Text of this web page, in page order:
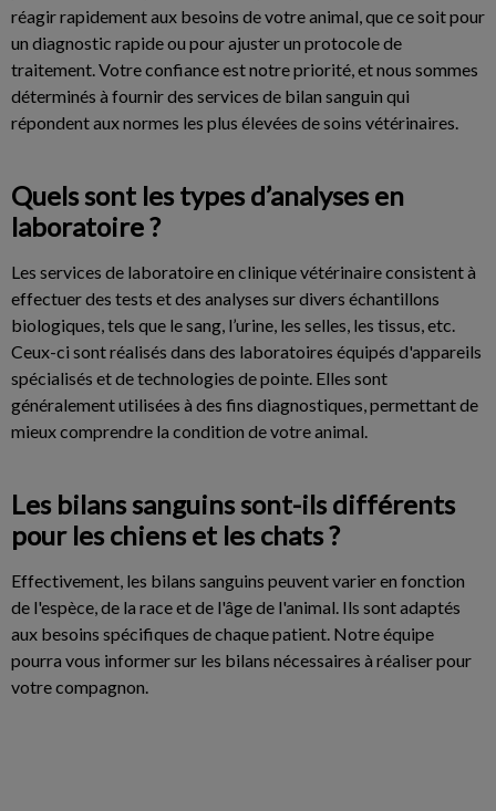
réagir rapidement aux besoins de votre animal, que ce soit pour
un diagnostic rapide ou pour ajuster un protocole de
traitement. Votre confiance est notre priorité, et nous sommes
déterminés à fournir des services de bilan sanguin qui
répondent aux normes les plus élevées de soins vétérinaires.
Quels sont les types d’analyses en
laboratoire ?
Les services de laboratoire en clinique vétérinaire consistent à
effectuer des tests et des analyses sur divers échantillons
biologiques, tels que le sang, l’urine, les selles, les tissus, etc.
Ceux-ci sont réalisés dans des laboratoires équipés d'appareils
spécialisés et de technologies de pointe. Elles sont
généralement utilisées à des fins diagnostiques, permettant de
mieux comprendre la condition de votre animal.
Les bilans sanguins sont-ils différents
pour les chiens et les chats ?
Effectivement, les bilans sanguins peuvent varier en fonction
de l'espèce, de la race et de l'âge de l'animal. Ils sont adaptés
aux besoins spécifiques de chaque patient. Notre équipe
pourra vous informer sur les bilans nécessaires à réaliser pour
votre compagnon.